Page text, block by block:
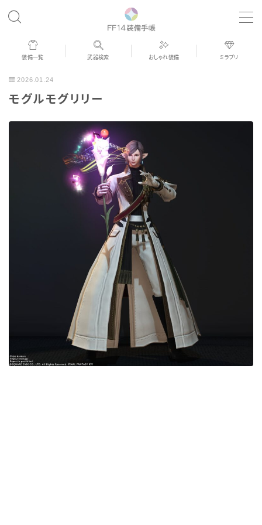
MENU
歴代ジョブAF
アネモス（染色可能紅蓮AF）
装備一覧 武器検索 おしゃれ装備 ミラプリ
2026.01.24
モグルモグリリー